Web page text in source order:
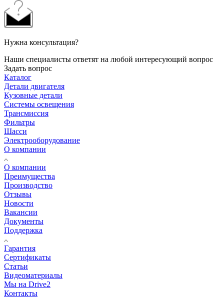
Нужна консультация?
Наши специалисты ответят на любой интересующий вопрос
Задать вопрос
Каталог
Детали двигателя
Кузовные детали
Системы освещения
Трансмиссия
Фильтры
Шасси
Электрооборудование
О компании
О компании
Преимущества
Производство
Отзывы
Новости
Вакансии
Документы
Поддержка
Гарантия
Сертификаты
Статьи
Видеоматериалы
Мы на Drive2
Контакты